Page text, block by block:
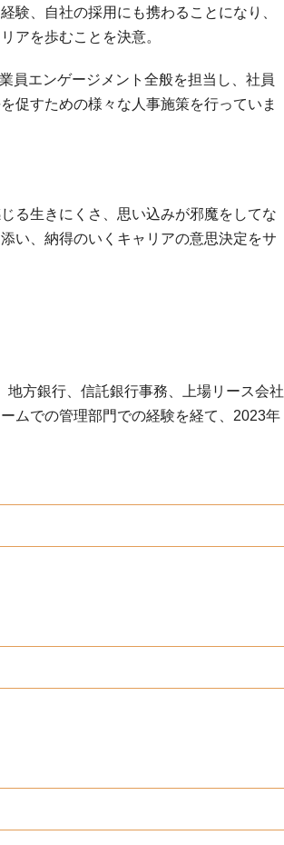
験、自社の採用にも携わることになり、
アを歩むことを決意。
員エンゲージメント全般を担当し、社員
促すための様々な人事施策を行っていま
る生きにくさ、思い込みが邪魔をしてな
い、納得のいくキャリアの意思決定をサ
方銀行、信託銀行事務、上場リース会社
ムでの管理部門での経験を経て、2023年